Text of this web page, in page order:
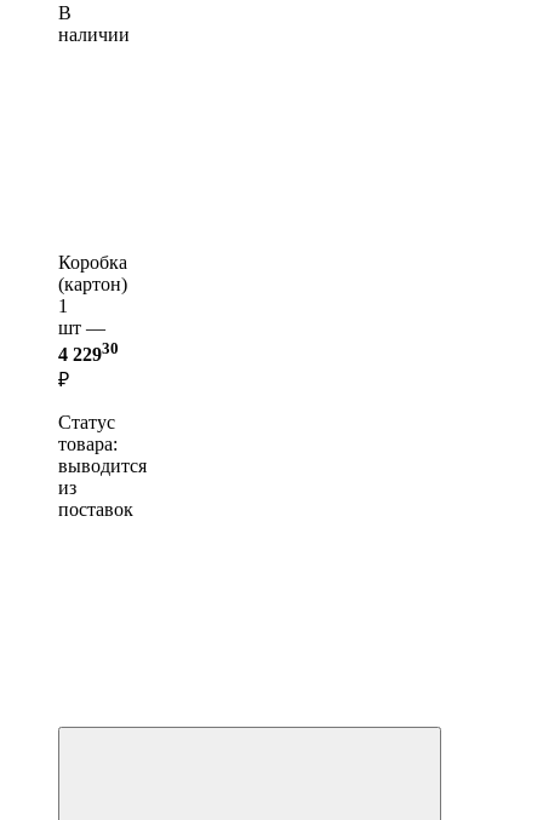
В
наличии
Коробка
(картон)
1
шт —
4 22930
₽
Статус
товара:
выводится
из
поставок